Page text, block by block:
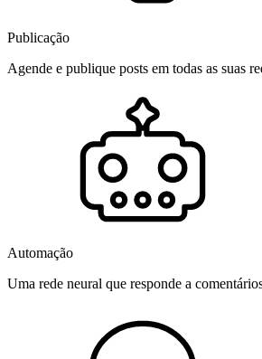
Publicação
Agende e publique posts em todas as suas
Automação
Uma rede neural que responde a